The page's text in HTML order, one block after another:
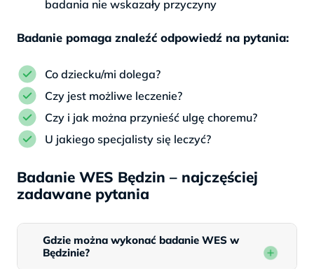
badania nie wskazały przyczyny
Badanie pomaga znaleźć odpowiedź na pytania:
Co dziecku/mi dolega?
Czy jest możliwe leczenie?
Czy i jak można przynieść ulgę choremu?
U jakiego specjalisty się leczyć?
Badanie WES Będzin – najczęściej
zadawane pytania
Gdzie można wykonać badanie WES w
Będzinie?